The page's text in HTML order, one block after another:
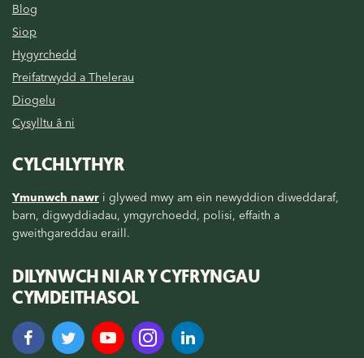
Blog
Siop
Hygyrchedd
Preifatrwydd a Thelerau
Diogelu
Cysylltu â ni
CYLCHLYTHYR
Ymunwch nawr i glywed mwy am ein newyddion diweddaraf,
barn, digwyddiadau, ymgyrchoedd, polisi, effaith a
gweithgareddau eraill.
DILYNWCH NI AR Y CYFRYNGAU
CYMDEITHASOL